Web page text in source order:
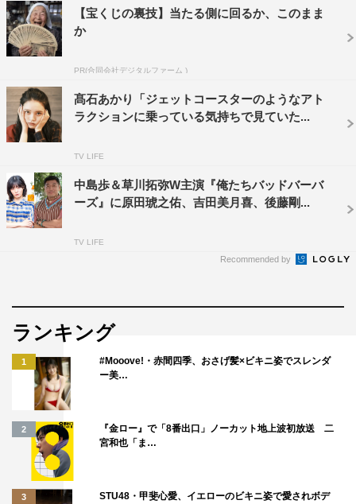
【宝くじの裏技】当たる側に回るか、このまま
か
PR(合同会社デジタルファーム )
髙石あかり「ジェットコースターのようなアト
ラクションに乗っている気持ちで見ていた...
TV LIFE
中島歩＆草川拓弥W主演『俺たちバッドバーバ
ーズ』に原田琥之佑、吉田美月喜、後藤剛...
TV LIFE
Recommended by
ランキング
1
#Mooove!・赤間四季、おさげ髪×ビキニ姿でスレンダ
ー美…
2
『金ロー』で「8番出口」ノーカット地上波初放送 二
宮和也「ま…
3
STU48・甲斐心愛、イエローのビキニ姿で愛されボデ